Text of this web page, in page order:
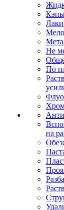
Лаки
Не
По
на